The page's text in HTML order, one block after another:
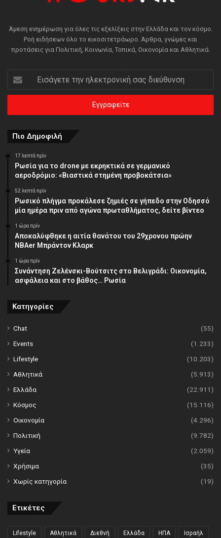
Άμεση ενημέρωση για όλες τις εξελίξεις στην Ελλάδα και τον κόσμο.
Ροή ειδήσεων όλο το εικοσιτετράωρο. Άρθρα, γνώμες και
προτάσεις για Πολιτική, Κοινωνία, Τοπικά, Οικονομία και Αθλητικά.
την
ηλεκτρονική
διεύθυνση
Πιο Δημοφιλή
17 λεπτά πρίν
Ρωσία για το drone με εκρηκτικά σε γερμανικό
αεροδρόμιο: «Βιαστικά στημένη προβοκάτσια»
52 λεπτά πρίν
Ρωσικό πλήγμα προκάλεσε ζημιές σε γήπεδο στην Οδησσό
μία ημέρα πριν από αγώνα πρωταθλήματος, δείτε βίντεο
1 ώρα πρίν
Αποκαλύφθηκε η αιτία θανάτου του 29χρονου πρώην
NBAer Μπράντον Κλαρκ
1 ώρα πρίν
Συνάντηση Ζελένσκι-Βούτσιτς στο Βελιγράδι: Οικονομία,
ασφάλεια και στο βάθος… Ρωσία
Κατηγορίες
Chat
(55)
Events
(1.233)
Lifestyle
(10.203)
Αθλητικά
(5.913)
Ελλάδα
(22.911)
Κόσμος
(15.116)
Οικονομία
(4.296)
Πολιτική
(9.782)
Υγεία
(2.059)
Χρήσιμα
(35)
Χωρίς κατηγορία
(19)
Ετικέτες
Lifestyle Αθλητικά Διεθνή Ελλάδα ΗΠΑ Ισραήλ